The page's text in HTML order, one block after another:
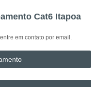
Cat6 Itapoa
em contato por email.